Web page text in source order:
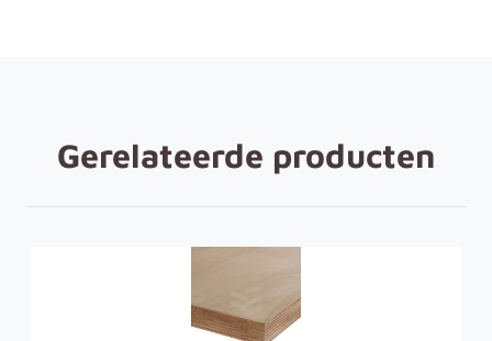
Gerelateerde producten